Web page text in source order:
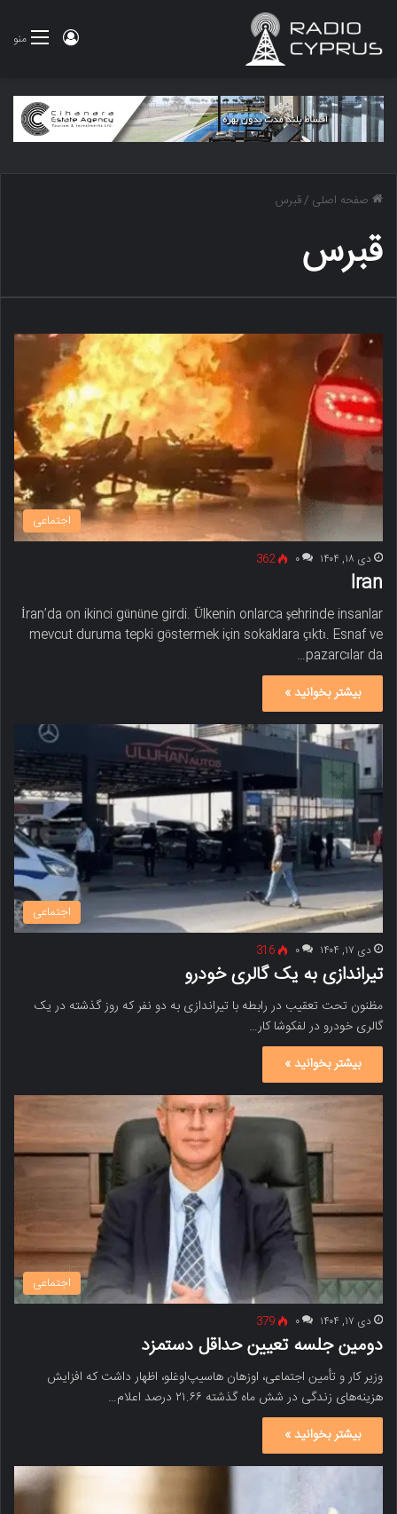
منو ورود
صفحه اصلی /قبرس
قبرس
اجتماعی
دی ۱۸, ۱۴۰۴ ۰ 362
Iran
İran’da on ikinci gününe girdi. Ülkenin onlarca şehrinde insanlar
mevcut duruma tepki göstermek için sokaklara çıktı. Esnaf ve
pazarcılar da…
بیشتر بخوانید »
اجتماعی
دی ۱۷, ۱۴۰۴ ۰ 316
تیراندازی به یک گالری خودرو
مظنون تحت تعقیب در رابطه با تیراندازی به دو نفر که روز گذشته در یک
گالری خودرو در لفکوشا کار…
بیشتر بخوانید »
اجتماعی
دی ۱۷, ۱۴۰۴ ۰ 379
دومین جلسه تعیین حداقل دستمزد
وزیر کار و تأمین اجتماعی، اوزهان هاسیپ‌اوغلو، اظهار داشت که افزایش
هزینه‌های زندگی در شش ماه گذشته ۲۱.۶۶ درصد اعلام…
بیشتر بخوانید »